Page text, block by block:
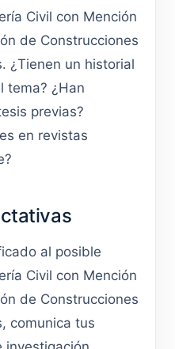
Civil con Mención
de Construcciones
¿Tienen un historial
tema? ¿Han
previas?
en revistas
al posible
Civil con Mención
de Construcciones
comunica tus